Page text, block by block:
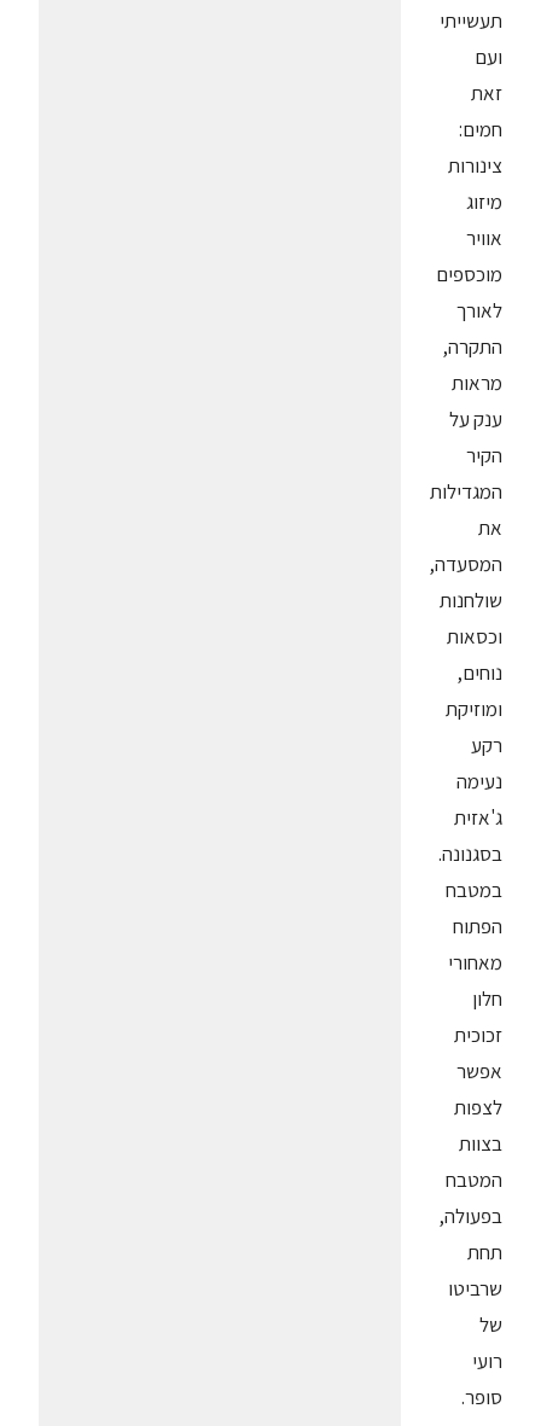
תעשייתי
ועם
זאת
חמים:
צינורות
מיזוג
אוויר
מוכספים
לאורך
התקרה,
מראות
ענק על
הקיר
המגדילות
את
המסעדה,
שולחנות
וכסאות
נוחים,
ומוזיקת
רקע
נעימה
ג'אזית
בסגנונה.
במטבח
הפתוח
מאחורי
חלון
זכוכית
אפשר
לצפות
בצוות
המטבח
בפעולה,
תחת
שרביטו
של
רועי
סופר.